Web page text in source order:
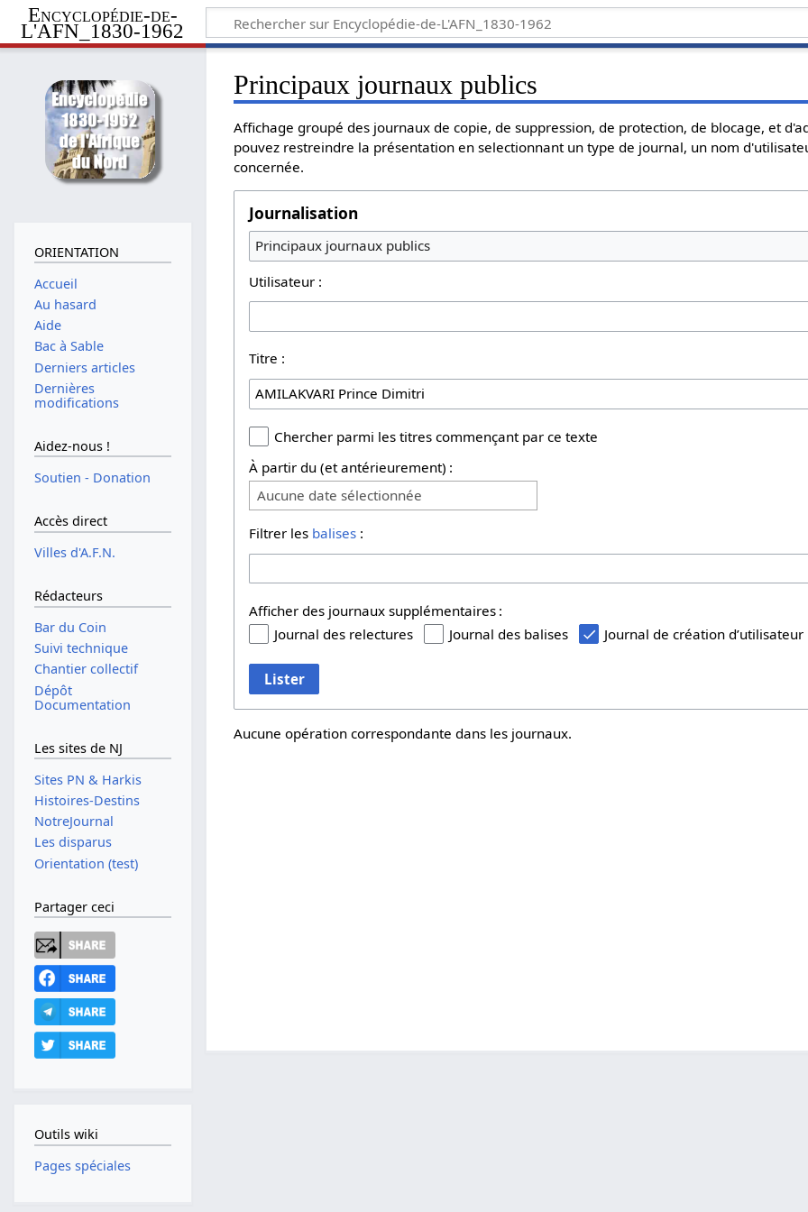
Encyclopédie-de-
L'AFN_1830-1962
Principaux journaux publics
Affichage groupé des journaux de copie, de suppression, de protection, de blocage, et
pouvez restreindre la présentation en selectionnant un type de journal, un nom
concernée.
Journalisation
Principaux journaux publics
Utilisateur :
Titre :
Chercher parmi les titres commençant par ce texte
À partir du (et antérieurement) :
Aucune date sélectionnée
Filtrer les balises :
Afficher des journaux supplémentaires :
Journal des relectures
Journal des balises Journal de création d’utilisateur
Lister
Aucune opération correspondante dans les journaux.
ORIENTATION
Accueil
Au hasard
Aide
Bac à Sable
Derniers articles
Dernières
modifications
Aidez-nous !
Soutien - Donation
Accès direct
Villes d'A.F.N.
Rédacteurs
Bar du Coin
Suivi technique
Chantier collectif
Dépôt
Documentation
Les sites de NJ
Sites PN & Harkis
Histoires-Destins
NotreJournal
Les disparus
Orientation (test)
Partager ceci
Outils wiki
Pages spéciales